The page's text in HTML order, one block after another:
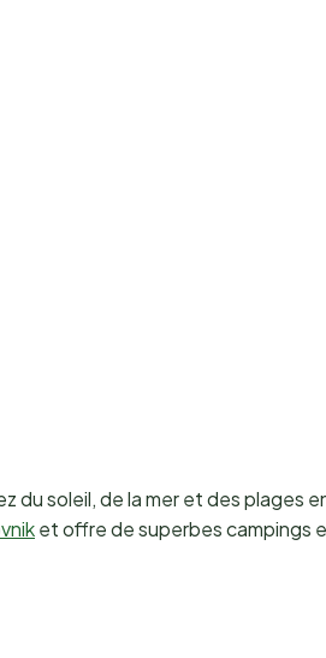
soleil, de la mer et des plages
et offre de superbes campings